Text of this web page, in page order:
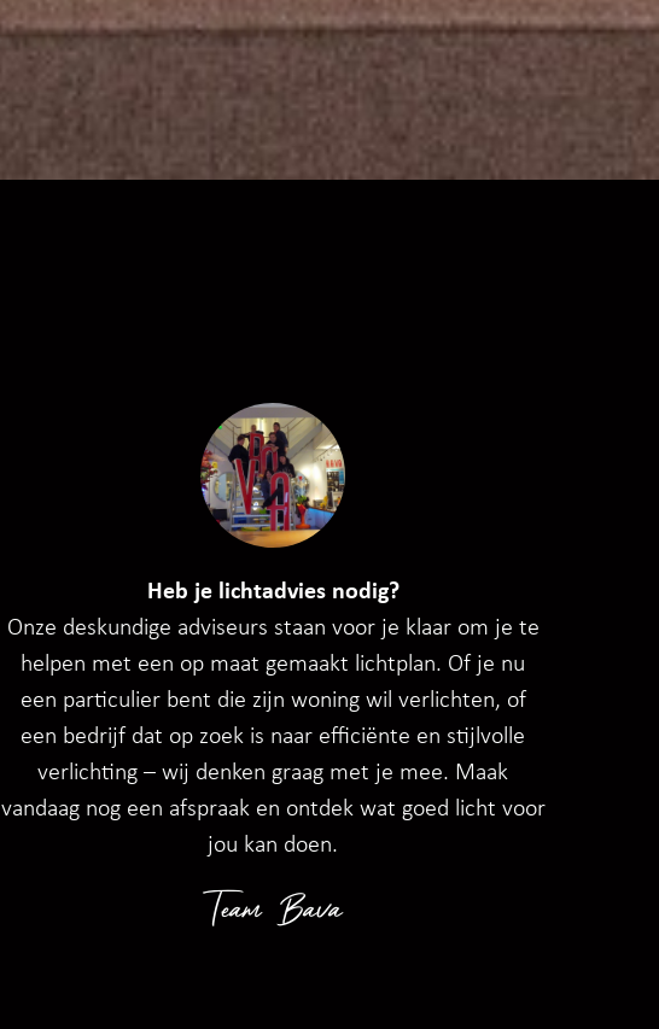
Heb je lichtadvies nodig?
Onze deskundige adviseurs staan voor je klaar om je te
helpen met een op maat gemaakt lichtplan. Of je nu
een particulier bent die zijn woning wil verlichten, of
een bedrijf dat op zoek is naar efficiënte en stijlvolle
verlichting – wij denken graag met je mee. Maak
vandaag nog een afspraak en ontdek wat goed licht voor
jou kan doen.
Team Bava